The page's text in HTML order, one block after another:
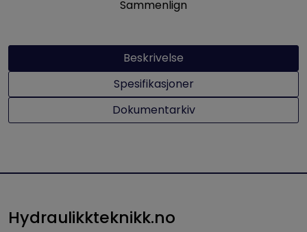
Sammenlign
Beskrivelse
Spesifikasjoner
Dokumentarkiv
Hydraulikkteknikk.no